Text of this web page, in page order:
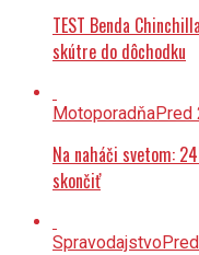
TEST Benda
skútre do dôchodku
MotoporadňaPred
Na naháči svetom:
skončiť
Spravodajstvo